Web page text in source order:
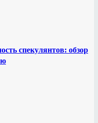
спекулянтов: обзор